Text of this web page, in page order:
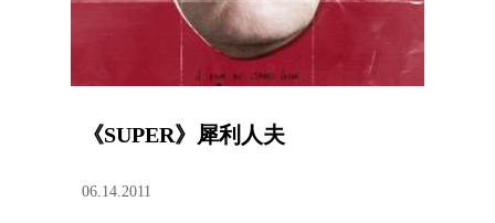
《SUPER》犀利人夫
06.14.2011